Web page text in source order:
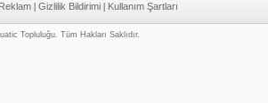
Reklam | Gizlilik Bildirimi | Kullanım Şartları
Topluluğu. Tüm Hakları Saklıdır.